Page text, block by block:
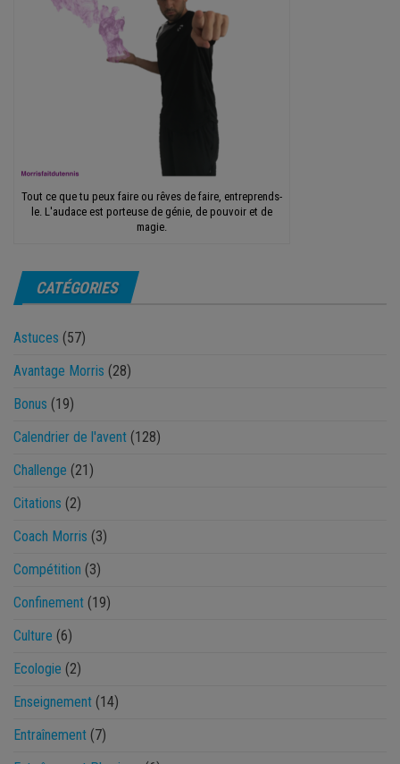
Tout ce que tu peux faire ou rêves de faire, entreprends-
le. L'audace est porteuse de génie, de pouvoir et de
magie.
CATÉGORIES
Astuces (57)
Avantage Morris (28)
Bonus (19)
Calendrier de l'avent (128)
Challenge (21)
Citations (2)
Coach Morris (3)
Compétition (3)
Confinement (19)
Culture (6)
Ecologie (2)
Enseignement (14)
Entraînement (7)